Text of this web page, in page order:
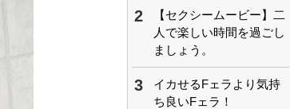
2
【セクシームービー】二
人で楽しい時間を過ごし
ましょう。
3
イカせるFェラより気持
ち良いFェラ！